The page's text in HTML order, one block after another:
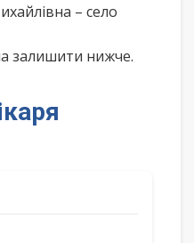
– село
залишити нижче.